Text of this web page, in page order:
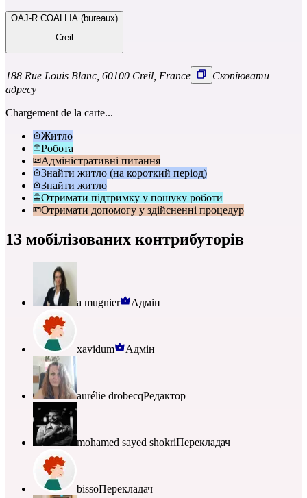
OAJ-R COALLIA (bureaux)
Creil
188 Rue Louis Blanc, 60100 Creil, France
Скопіювати
адресу
Chargement de la carte...
Житло
Робота
Адміністративні питання
Знайти житло (на короткий період)
Знайти житло
Отримати підтримку у пошуку роботи
Отримати допомогу у здійсненні процедур
13 мобілізованих контрибуторів
a mugnier Адмін
xavidum Адмін
aurélie drobecqРедактор
mohamed sayed shokriПерекладач
bissoПерекладач